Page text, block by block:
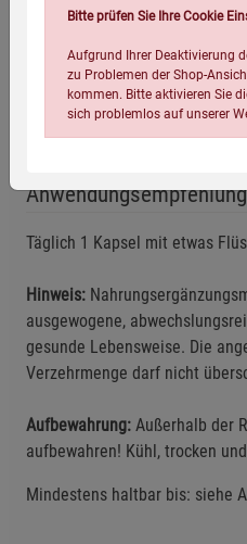
Zutaten
78,95 % Griffonia-
(Gummiarabikum), Kapselhülle:
Anwendungsempfehlung
Täglich 1 Kapsel mit etwas
Hinweis:
ausgewogene,
gesunde Lebensweise. Die
Verzehrmenge darf nicht
Aufbewahrung: Außerhalb der
aufbewahren! Kühl, trocken
Mindestens haltbar bis: siehe
Bitte prüfen Sie Ihre Cookie
Aufgrund Ihrer Deaktivierung
zu Problemen der Shop-
kommen. Bitte aktivieren Sie
sich problemlos auf unserer
Einstellungen speichern für die
Zurück Einstellungen speichern
Einwilligung nicht erteilen
Notwendige
Cookie-